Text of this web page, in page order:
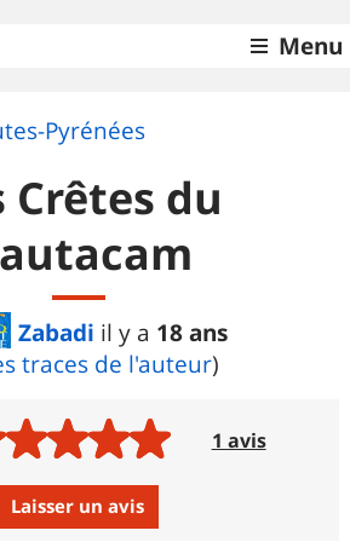
Menu
Pyrénées
Crêtes du
Zabadi il y a 18 ans
traces de l'auteur)
1 avis
Laisser un avis